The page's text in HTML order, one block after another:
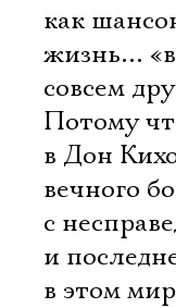
как
жизнь…
совсем
Потому
в Дон
вечного
с
и
в этом